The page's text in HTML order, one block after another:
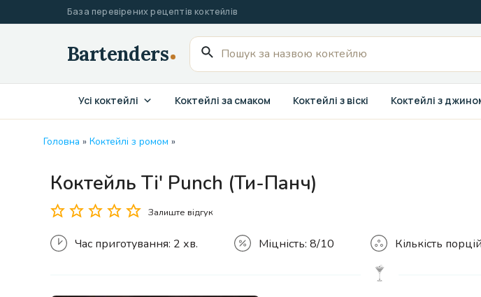
до
База перевірених рецептів коктейлів
Пошук
для:
Усі коктейлі Коктейлі за смаком Коктейлі з віскі Коктейлі з
Головна » Коктейлі з ромом »
Коктейль Ti' Punch (Ти-Панч)
Залиште відгук
Час приготування: 2 хв. Міцність: 8/10 Кількість